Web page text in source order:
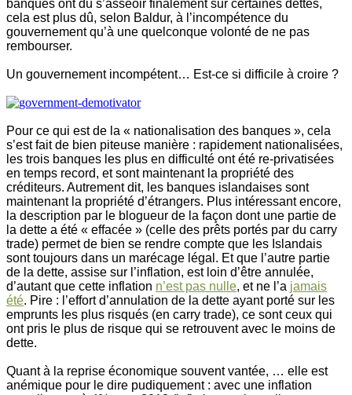
banques ont dû s’asseoir finalement sur certaines dettes,
cela est plus dû, selon Baldur, à l’incompétence du
gouvernement qu’à une quelconque volonté de ne pas
rembourser.
Un gouvernement incompétent… Est-ce si difficile à croire ?
Pour ce qui est de la « nationalisation des banques », cela
s’est fait de bien piteuse manière : rapidement nationalisées,
les trois banques les plus en difficulté ont été re-privatisées
en temps record, et sont maintenant la propriété des
créditeurs. Autrement dit, les banques islandaises sont
maintenant la propriété d’étrangers. Plus intéressant encore,
la description par le blogueur de la façon dont une partie de
la dette a été « effacée » (celle des prêts portés par du carry
trade) permet de bien se rendre compte que les Islandais
sont toujours dans un marécage légal. Et que l’autre partie
de la dette, assise sur l’inflation, est loin d’être annulée,
d’autant que cette inflation n’est pas nulle, et ne l’a jamais
été. Pire : l’effort d’annulation de la dette ayant porté sur les
emprunts les plus risqués (en carry trade), ce sont ceux qui
ont pris le plus de risque qui se retrouvent avec le moins de
dette.
Quant à la reprise économique souvent vantée, … elle est
anémique pour le dire pudiquement : avec une inflation